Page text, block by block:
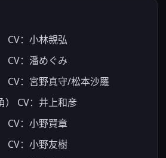
CV：小林親弘
CV：潘めぐみ
CV：宮野真守/松本沙羅
） CV：井上和彦
CV：小野賢章
CV：小野友樹